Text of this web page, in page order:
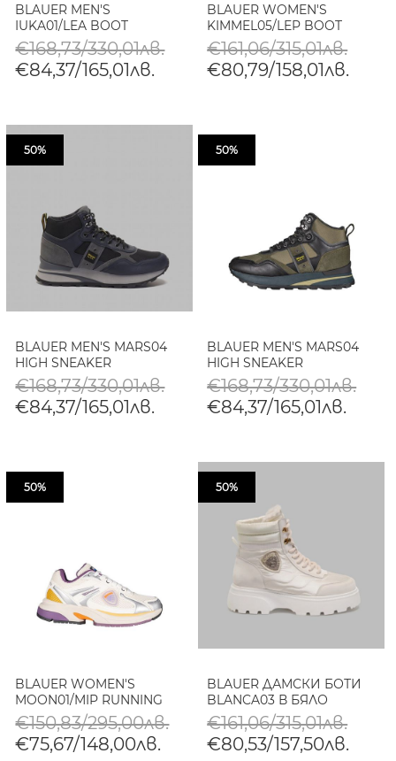
BLAUER MEN'S
IUKA01/LEA BOOT
€168,73/330,01лв.
€84,37/165,01лв.
BLAUER WOMEN'S
KIMMEL05/LEP BOOT
€161,06/315,01лв.
€80,79/158,01лв.
50%
BLAUER MEN'S MARS04
HIGH SNEAKER
€168,73/330,01лв.
€84,37/165,01лв.
50%
BLAUER MEN'S MARS04
HIGH SNEAKER
€168,73/330,01лв.
€84,37/165,01лв.
50%
BLAUER WOMEN'S
MOON01/MIP RUNNING
€150,83/295,00лв.
€75,67/148,00лв.
50%
BLAUER ДАМСКИ БОТИ
BLANCA03 В БЯЛО
€161,06/315,01лв.
€80,53/157,50лв.